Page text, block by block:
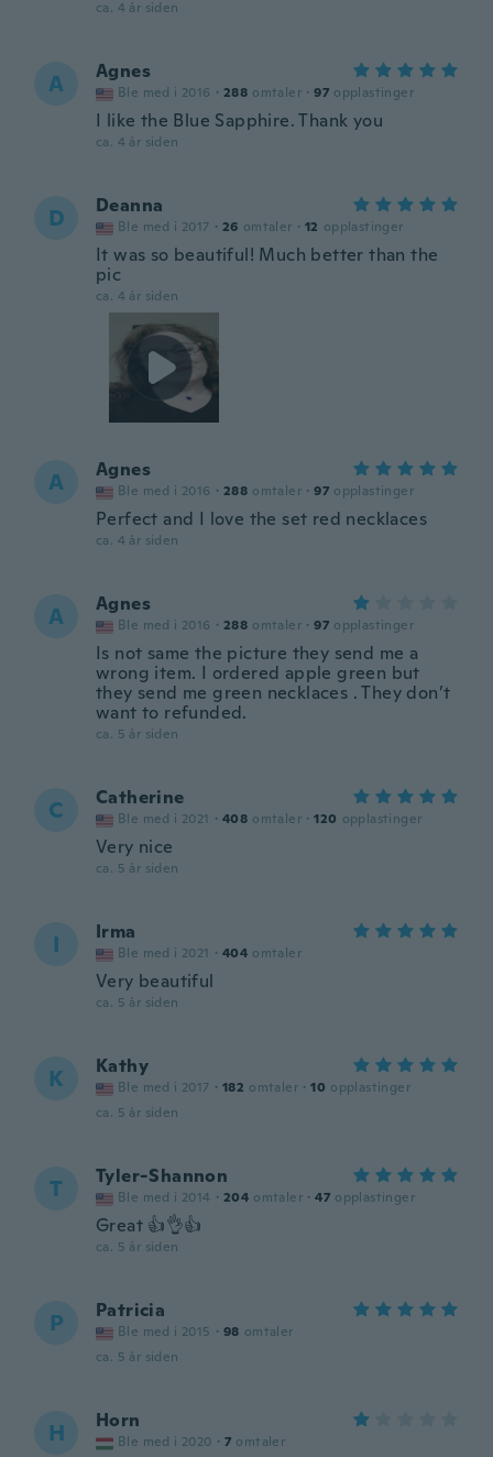
ca. 4 år siden
A Agnes
Ble med i 2016 · 288 omtaler · 97 opplastinger
I like the Blue Sapphire. Thank you
ca. 4 år siden
D Deanna
Ble med i 2017 · 26 omtaler · 12 opplastinger
It was so beautiful! Much better than the
pic
ca. 4 år siden
A Agnes
Ble med i 2016 · 288 omtaler · 97 opplastinger
Perfect and I love the set red necklaces
ca. 4 år siden
A Agnes
Ble med i 2016 · 288 omtaler · 97 opplastinger
Is not same the picture they send me a
wrong item. I ordered apple green but
they send me green necklaces . They don’t
want to refunded.
ca. 5 år siden
C Catherine
Ble med i 2021 · 408 omtaler · 120 opplastinger
Very nice
ca. 5 år siden
I Irma
Ble med i 2021 · 404 omtaler
Very beautiful
ca. 5 år siden
K Kathy
Ble med i 2017 · 182 omtaler · 10 opplastinger
ca. 5 år siden
T Tyler-Shannon
Ble med i 2014 · 204 omtaler · 47 opplastinger
Great 👍👌👍
ca. 5 år siden
P Patricia
Ble med i 2015 · 98 omtaler
ca. 5 år siden
H Horn
Ble med i 2020 · 7 omtaler